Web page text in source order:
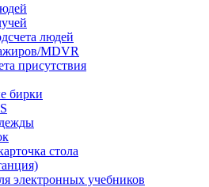
людей
MDVR
присутствия
бирки
стола
электронных учебников